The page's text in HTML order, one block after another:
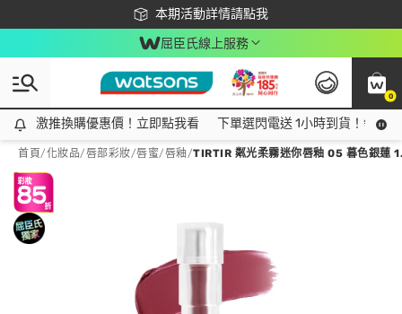
本期活動詳情請點我
下載app最高回饋$350
屈臣氏線上服務
0
激推換購優惠價！立即點我看
激推換購優惠價！立即點我看 下單選閃電送 1小時到貨！領神
首頁/化妝品/唇部彩妝/唇蜜/唇釉/TIRTIR 粼光柔霧迷你唇釉 05 暮色銀蓮